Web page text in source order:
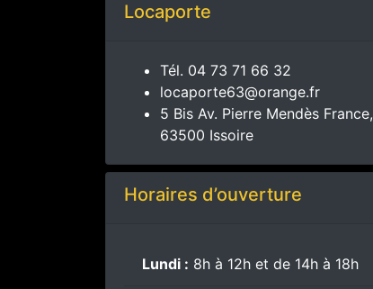
Locaporte
Tél. 04 73 71 66 32
locaporte63@orange.fr
5 Bis Av. Pierre Mendès France,
63500 Issoire
Horaires d’ouverture
Lundi : 8h à 12h et de 14h à 18h